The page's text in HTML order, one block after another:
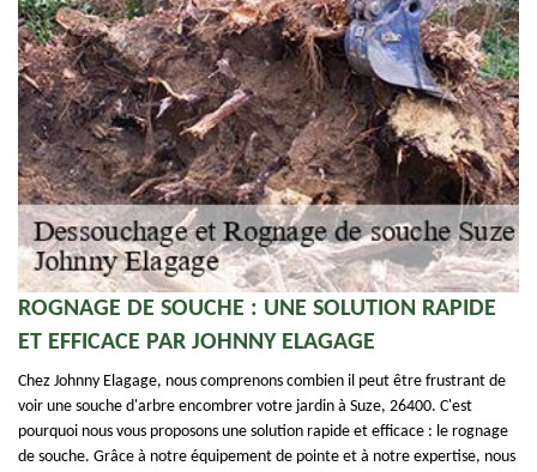
ROGNAGE DE SOUCHE : UNE SOLUTION RAPIDE
ET EFFICACE PAR JOHNNY ELAGAGE
Chez Johnny Elagage, nous comprenons combien il peut être frustrant de
voir une souche d'arbre encombrer votre jardin à Suze, 26400. C'est
pourquoi nous vous proposons une solution rapide et efficace : le rognage
de souche. Grâce à notre équipement de pointe et à notre expertise, nous